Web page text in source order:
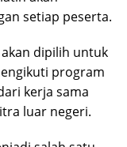
setiap peserta.
akan dipilih untuk
program
kerja sama
luar negeri.